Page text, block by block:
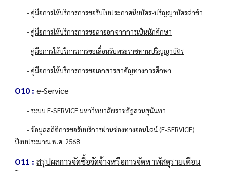
- คู่มือการให้บริการการขอรับใบประกาศนียบัตร-ปริญญาบัตรล่าช้า
- คู่มือการให้บริการการขอลาออกจากการเป็นนักศึกษา
- คู่มือการให้บริการการขอเลื่อนรับพระราชทานปริญญาบัตร
- คู่มือการให้บริการการขอเอกสารสาคัญทางการศึกษา
O10 : e-Service
-ระบบ E-SERVICE มหาวิทยาลัยราชภัฏสวนสุนันทา
-ข้อมูลสถิติการขอรับบริการผ่านช่องทางออนไลน์ (E-SERVICE)
ปีงบประมาณ พ.ศ. 2568
O11 : สรุปผลการจัดซื้อจัดจ้างหรือการจัดหาพัสดุรายเดือน